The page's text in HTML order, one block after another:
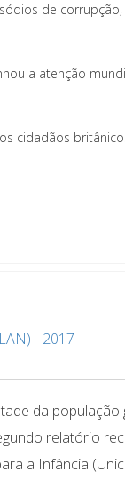
de
a atenção
cidadãos
- 2017
da
relatório
a Infância